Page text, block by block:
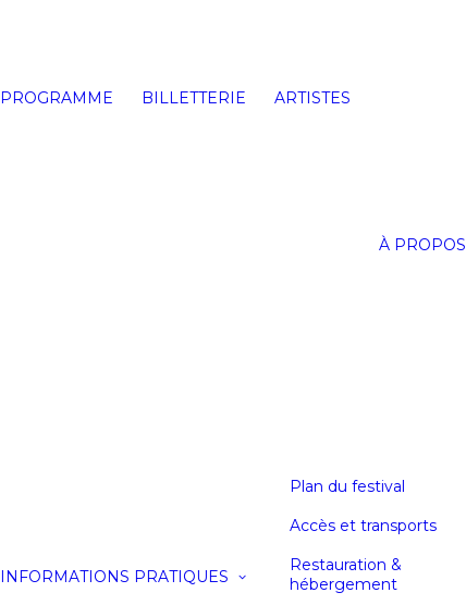
PROGRAMME BILLETTERIE ARTISTES
À PROPOS
INFORMATIONS PRATIQUES
Plan du festival
Accès et transports
Restauration &
hébergement